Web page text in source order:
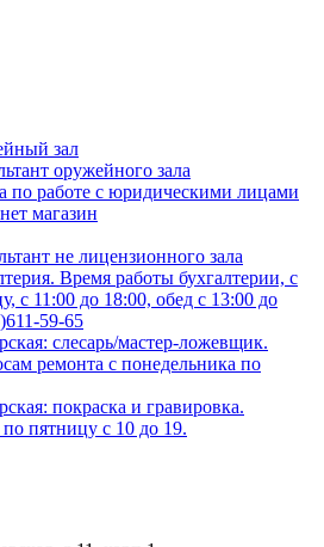
зал
оружейного зала
по работе с юридическими лицами
магазин
не лицензионного зала
Время работы бухгалтерии, с
с 11:00 до 18:00, обед с 13:00 до
59-65
слесарь/мастер-ложевщик.
ремонта с понедельника по
покраска и гравировка.
пятницу с 10 до 19.